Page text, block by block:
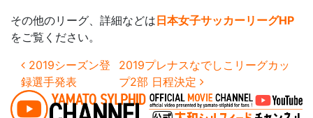
その他のリーグ、詳細などは 日本女子サッカーリーグHP
をご覧ください。
投稿ナビゲーション
2019シーズン登
録選手発表
2019プレナスなでしこリーグカッ
プ2部 日程決定